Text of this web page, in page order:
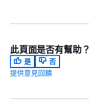
此頁面是否有幫助？
是
否
提供意見回饋